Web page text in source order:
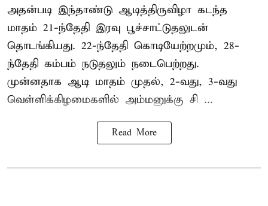
அதன்படி இந்தாண்டு ஆடித்திருவிழா கடந்த
மாதம் 21-ந்தேதி இரவு பூச்சாட்டுதலுடன்
தொடங்கியது. 22-ந்தேதி கொடியேற்றமும், 28-
ந்தேதி கம்பம் நடுதலும் நடைபெற்றது.
முன்னதாக ஆடி மாதம் முதல், 2-வது, 3-வது
வெள்ளிக்கிழமைகளில் அம்மனுக்கு சி ...
Read More